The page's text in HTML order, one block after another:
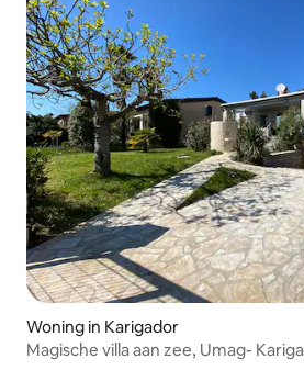
Woning in Karigador
Magische villa aan zee, Umag-